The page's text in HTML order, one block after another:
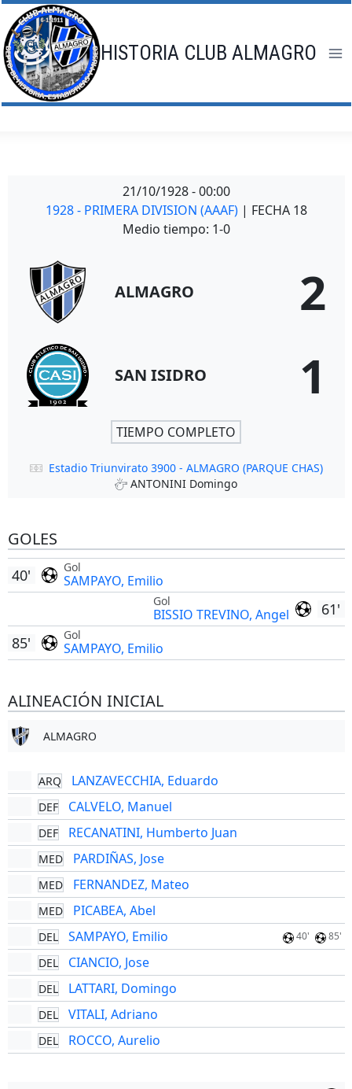
Saltar
al
contenido
HISTORIA CLUB ALMAGRO
21/10/1928 - 00:00
1928 - PRIMERA DIVISION (AAAF) | FECHA 18
Medio tiempo: 1-0
ALMAGRO 2
SAN ISIDRO 1
TIEMPO COMPLETO
Estadio Triunvirato 3900 - ALMAGRO (PARQUE CHAS)
ANTONINI Domingo
GOLES
Gol
SAMPAYO, Emilio
40'
61'
Gol
BISSIO TREVINO, Angel
Gol
SAMPAYO, Emilio
85'
ALINEACIÓN INICIAL
ALMAGRO
ARQ LANZAVECCHIA, Eduardo
DEF CALVELO, Manuel
DEF RECANATINI, Humberto Juan
MED PARDIÑAS, Jose
MED FERNANDEZ, Mateo
MED PICABEA, Abel
DEL SAMPAYO, Emilio 40' 85'
DEL CIANCIO, Jose
DEL LATTARI, Domingo
DEL VITALI, Adriano
DEL ROCCO, Aurelio